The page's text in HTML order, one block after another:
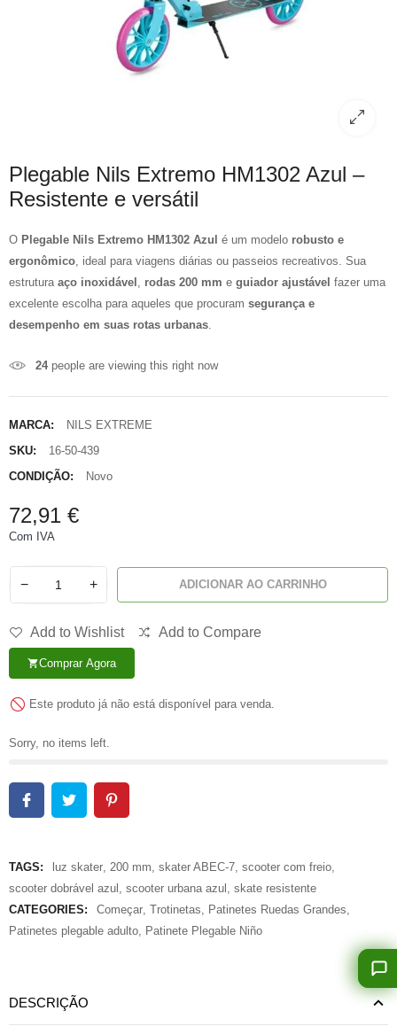
Plegable Nils Extremo HM1302 Azul –
Resistente e versátil
O Plegable Nils Extremo HM1302 Azul é um modelo robusto e
ergonômico , ideal para viagens diárias ou passeios recreativos. Sua
estrutura aço inoxidável rodas 200 mm e guiador ajustável fazer uma
excelente escolha para aqueles que procuram segurança e
desempenho em suas rotas urbanas
24people are viewing this right now
MARCA:
NILS EXTREME
SKU:
16-50-439
CONDIÇÃO:
Novo
72,91 €
Com IVA
− + ADICIONAR AO CARRINHO
Add to Wishlist Add to Compare
shopping_cartComprar Agora
Este produto já não está disponível para venda.
Sorry, no items left.
TAGS: luz skater 200 mm skater ABEC-7 scooter com freio
scooter dobrável azul
scooter urbana azul
skate resistente
CATEGORIES:
Começar Trotinetas Patinetes Ruedas Grandes
Patinetes plegable adulto
Patinete Plegable Niño
DESCRIÇÃO